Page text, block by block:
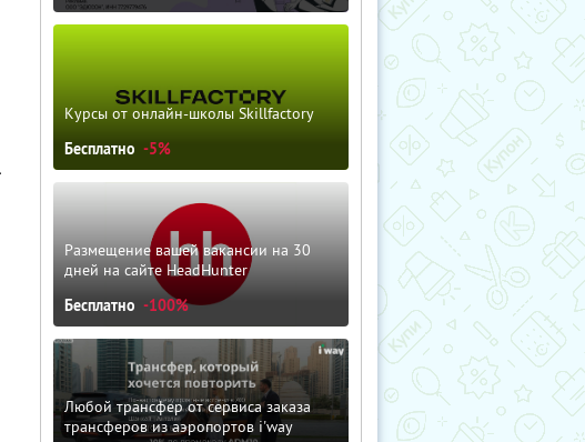
Курсы от онлайн-школы Skillfactory
Бесплатно -5%
Размещение вашей вакансии на 30
дней на сайте HeadHunter
Бесплатно -100%
Любой трансфер от сервиса заказа
трансферов из аэропортов i'way